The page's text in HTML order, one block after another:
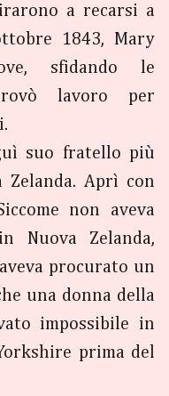
a recarsi a
1843, Mary
sfidando le
lavoro per
suo fratello più
Zelanda. Aprì con
non aveva
Nuova Zelanda,
procurato un
una donna della
impossibile in
prima del